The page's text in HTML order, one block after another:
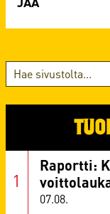
07.08.
Raportti: